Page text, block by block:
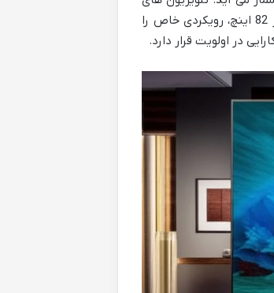
سامسونگ، همواره جایگاه ویژه ای در خانه های ایرانی داشته اند و مدل 43N5880 در سایز 82 اینچ، رویکردی خاص را
در اولویت قرار دارد.